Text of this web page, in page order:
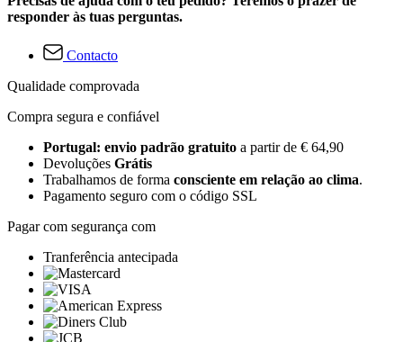
responder às tuas perguntas.
Contacto
Qualidade comprovada
Compra segura e confiável
Portugal: envio padrão gratuito a partir de € 64,90
Devoluções Grátis
Trabalhamos de forma consciente em relação ao clima.
Pagamento seguro com o código SSL
Pagar com segurança com
Tranferência antecipada